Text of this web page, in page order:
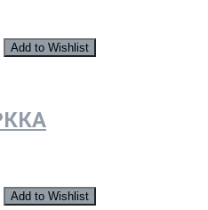
Add to Wishlist
Add to Wishlist